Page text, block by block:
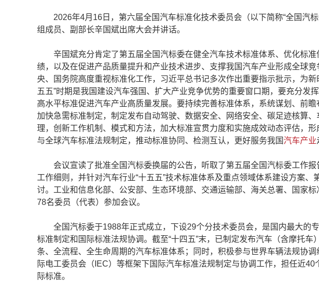
2026年4月16日，第六届全国汽车标准化技术委员会（以下简称“全国汽标
组成员、副部长辛国斌出席大会并讲话。
辛国斌充分肯定了第五届全国汽标委在健全汽车技术标准体系、优化标准
绩，以及在促进产品质量提升和产业技术进步、支撑我国汽车产业形成全球
央、国务院高度重视标准化工作，习近平总书记多次作出重要指示批示，为
五五”时期是我国建设汽车强国、扩大产业竞争优势的重要窗口期，要充分发
高水平标准促进汽车产业高质量发展。要持续完善标准体系，系统谋划、前
加快急需标准制定，制定发布自动驾驶、数据安全、网络安全、碳足迹核算、
理，创新工作机制、模式和方法，加大标准宣贯力度和实施成效动态评估，
与全球汽车标准法规制定，推动标准协同、检测互认，更好服务我国汽车产业
会议宣读了批准全国汽标委换届的公告，听取了第五届全国汽标委工作报
工作细则，并针对汽车行业“十五五”技术标准体系及重点领域体系建设方案
讨。工业和信息化部、公安部、生态环境部、交通运输部、海关总署、国家
78名委员（代表）参加会议。
全国汽标委于1988年正式成立，下设29个分技术委员会，是国内最大的
标准制定和国际标准法规协调。截至“十四五”末，已制定发布汽车（含摩托
条、全流程、全生命周期的汽车标准体系；同时，积极参与世界车辆法规协
际电工委员会（IEC）等框架下国际汽车标准法规制定与协调工作，担任近
际标准。